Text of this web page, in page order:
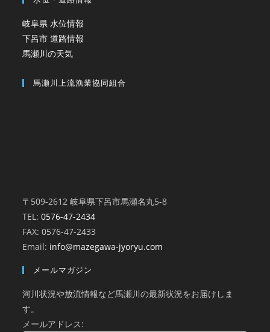
岐阜県 水位情報
下呂市 道路情報
馬瀬川の天気
馬瀬川上流漁業協同組合
〒509-2612 岐阜県下呂市馬瀬名丸5-8
TEL:0576-47-2434
FAX: 0576-47-2433
Email: info@mazegawa-jyoryu.com
メールマガジン
河川状況や放流情報など馬瀬川の最新状況をお届けしま
す。
メールアドレス: